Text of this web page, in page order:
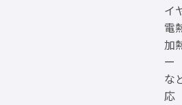
イ
電
加
ー
な
応